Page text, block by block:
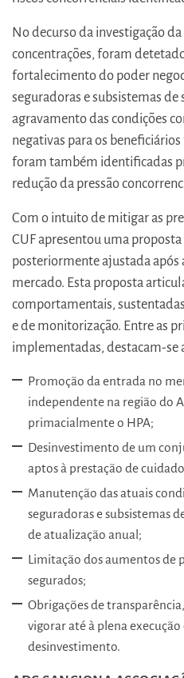
No decurso da investigação
concentrações, foram
fortalecimento do poder
seguradoras e subsistemas de
agravamento das condições
negativas para os
foram também identificadas
redução da pressão
Com o intuito de mitigar as
CUF apresentou uma
posteriormente ajustada após
mercado. Esta proposta
comportamentais,
e de monitorização. Entre as
implementadas, destacam-se
Promoção da entrada no
independente na região do
primacialmente o HPA;
Desinvestimento de um
aptos à prestação de
Manutenção das atuais
seguradoras e subsistemas
de atualização anual;
Limitação dos aumentos de
segurados;
Obrigações de
vigorar até à plena
desinvestimento.